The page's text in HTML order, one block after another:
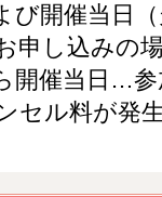
び開催当日
申し込みの
開催当日…
セル料が発